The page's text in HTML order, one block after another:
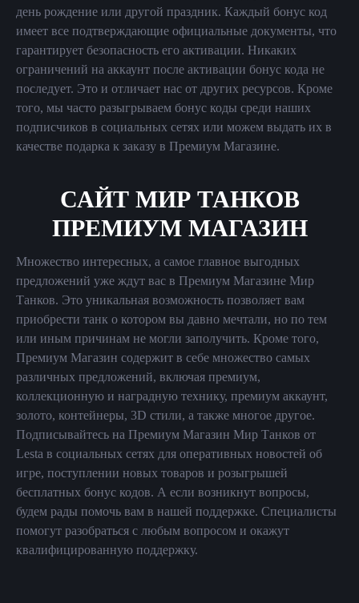
день рождение или другой праздник. Каждый бонус код
имеет все подтверждающие официальные документы, что
гарантирует безопасность его активации. Никаких
ограничений на аккаунт после активации бонус кода не
последует. Это и отличает нас от других ресурсов. Кроме
того, мы часто разыгрываем бонус коды среди наших
подписчиков в социальных сетях или можем выдать их в
качестве подарка к заказу в Премиум Магазине.
САЙТ МИР ТАНКОВ
ПРЕМИУМ МАГАЗИН
Множество интересных, а самое главное выгодных
предложений уже ждут вас в Премиум Магазине Мир
Танков. Это уникальная возможность позволяет вам
приобрести танк о котором вы давно мечтали, но по тем
или иным причинам не могли заполучить. Кроме того,
Премиум Магазин содержит в себе множество самых
различных предложений, включая премиум,
коллекционную и наградную технику, премиум аккаунт,
золото, контейнеры, 3D стили, а также многое другое.
Подписывайтесь на Премиум Магазин Мир Танков от
Lesta в социальных сетях для оперативных новостей об
игре, поступлении новых товаров и розыгрышей
бесплатных бонус кодов. А если возникнут вопросы,
будем рады помочь вам в нашей поддержке. Специалисты
помогут разобраться с любым вопросом и окажут
квалифицированную поддержку.